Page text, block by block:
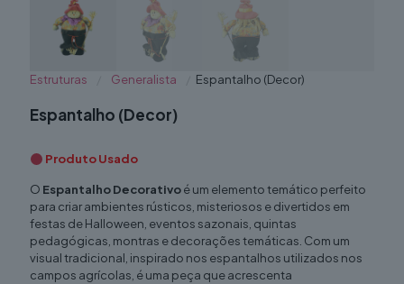
Estruturas Generalista Espantalho (Decor)
Espantalho (Decor)
Produto Usado
O Espantalho Decorativoé um elemento temático perfeito
para criar ambientes rústicos, misteriosos e divertidos em
festas de Halloween, eventos sazonais, quintas
pedagógicas, montras e decorações temáticas. Com um
visual tradicional, inspirado nos espantalhos utilizados nos
campos agrícolas, é uma peça que acrescenta